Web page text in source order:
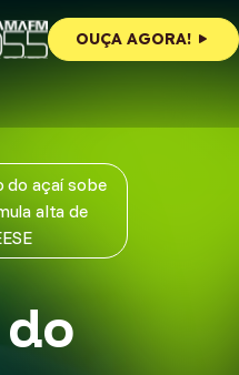
OUÇA AGORA!
do açaí sobe
alta de